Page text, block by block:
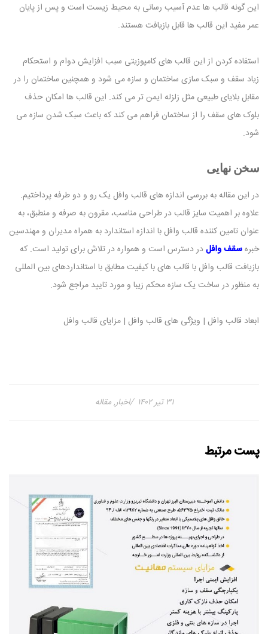
این گونه قالب ها عدم آسیب رسانی به محیط زیست است و پس از پایان
عمر مفید این قالب ها قابل بازیافت هستند.
استفاده کردن از این قالب های کامپوزیتی سبب افزایش دوام و استحکام
زیاد سقف و سبک سازی ساختمان و سازه می شود و همچنین ساختمان را در
مقابل بلایای طبیعی مثل زلزله ایمن تر می کند. این قالب ها امکان حذف
بلوک های سقف را از ساختمان فراهم می کند که باعث سبک شدن سازه می
شود.
سخن نهایی
در این مقاله به بررسی اندازه های قالب وافل یک رو و دو طرفه پرداختیم.
علاوه بر اهمیت سایز قالب در طراحی مناسب، مقرون به صرفه و منطبق، به
عنوان تامین کننده قالب وافل با اندازه استاندارد به همراه مدیران و مهندسین
خبرهسقف وافلدر دسترس است و همواره در تلاش برای تولید است. که
بازیافت قالب وافل با قالب های با کیفیت مطابق با استانداردهای بین المللی
به منظور در ساخت یک سازه محکم زیبا و مورد تایید مراجع شود.
ابعاد قالب وافل | ویژگی های قالب وافل | مزایای قالب وافل
۳۱ تیر ۱۴۰۲ اخبار,مقاله
پست مرتبط